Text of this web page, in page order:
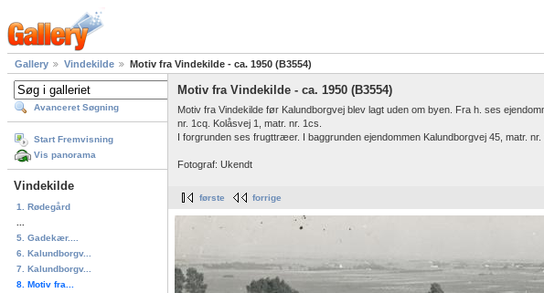
Gallery Vindekilde Motiv fra Vindekilde - ca. 1950 (B3554)
Avanceret Søgning
Start Fremvisning
Vis panorama
Vindekilde
1. Rødegård
5. Gadekær....
6. Kalundborgv...
7. Kalundborgv...
8. Motiv fra...
Motiv fra Vindekilde - ca. 1950 (B3554)
Motiv fra Vindekilde før Kalundborgvej blev lagt uden om byen. Fra h. ses
nr. 1cq. Kolåsvej 1, matr. nr. 1cs.
I forgrunden ses frugttræer. I baggrunden ejendommen Kalundborgvej 45, matr. nr.
Fotograf: Ukendt
første forrige